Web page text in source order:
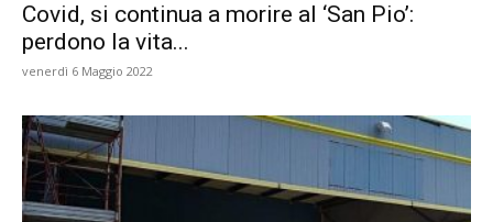
Covid, si continua a morire al ‘San Pio’:
perdono la vita...
venerdì 6 Maggio 2022